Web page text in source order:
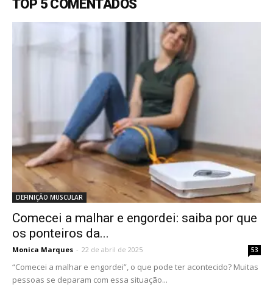
TOP 5 COMENTADOS
DEFINIÇÃO MUSCULAR
Comecei a malhar e engordei: saiba por que
os ponteiros da...
Monica Marques - 22 de abril de 2025 53
“Comecei a malhar e engordei”, o que pode ter acontecido? Muitas
pessoas se deparam com essa situação...